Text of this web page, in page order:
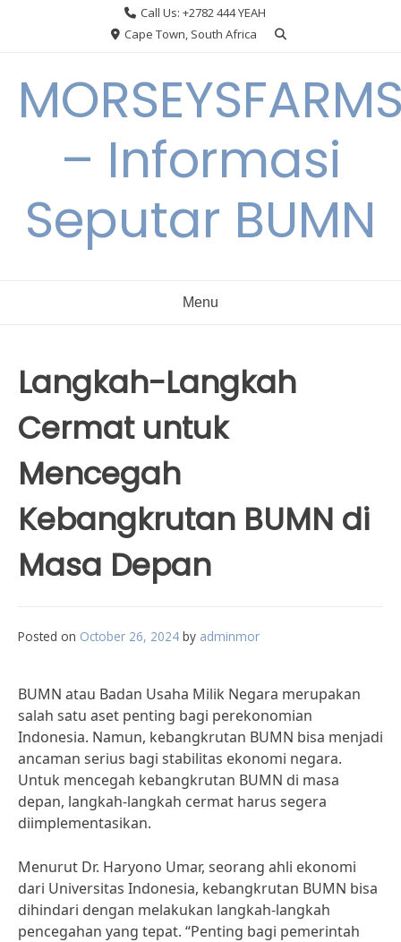
Call Us: +2782 444 YEAH
Cape Town, South Africa
– Informasi
Seputar BUMN
Menu
Langkah-Langkah
Cermat untuk
Mencegah
Kebangkrutan BUMN di
Masa Depan
Posted on October 26, 2024 by adminmor
BUMN atau Badan Usaha Milik Negara merupakan
salah satu aset penting bagi perekonomian
Indonesia. Namun, kebangkrutan BUMN bisa menjadi
ancaman serius bagi stabilitas ekonomi negara.
Untuk mencegah kebangkrutan BUMN di masa
depan, langkah-langkah cermat harus segera
diimplementasikan.
Menurut Dr. Haryono Umar, seorang ahli ekonomi
dari Universitas Indonesia, kebangkrutan BUMN bisa
dihindari dengan melakukan langkah-langkah
pencegahan yang tepat. “Penting bagi pemerintah